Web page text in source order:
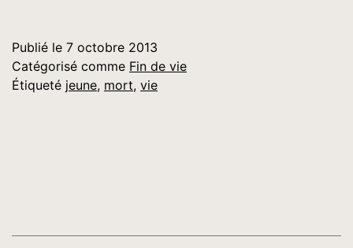
Publié le 7 octobre 2013
Catégorisé comme Fin de vie
Étiqueté jeune, mort, vie